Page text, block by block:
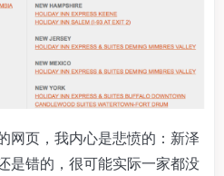
网页，我内心是悲愤的：新泽
是错的，很可能实际一家都没